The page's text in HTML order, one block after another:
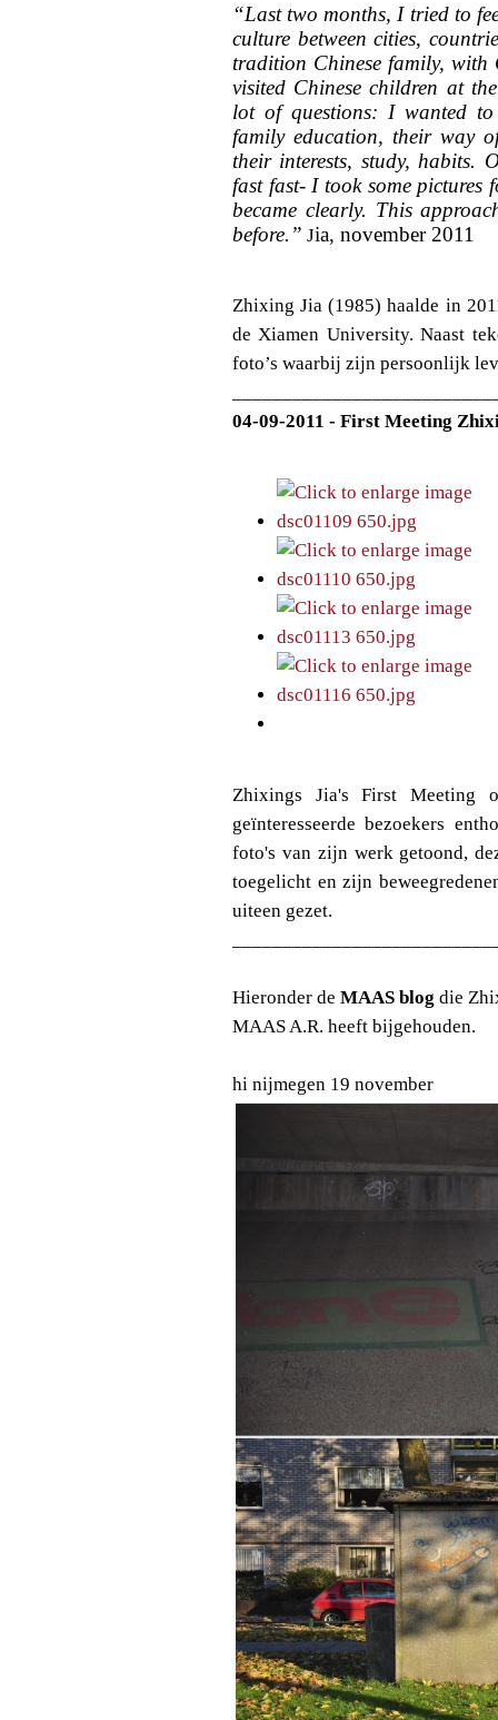
“Last two months, I tried to
culture between cities,
tradition Chinese family, with
visited Chinese children at
lot of questions: I wanted
family education, their way
their interests, study, habits.
fast fast- I took some
became clearly. This
before.” Jia, november 2011
Zhixing Jia (1985) haalde in
de Xiamen University. Naast
foto’s waarbij zijn persoonlijk
04-09-2011 - First Meeting
Zhixings Jia's First Meeting
geïnteresseerde bezoekers
foto's van zijn werk getoond,
toegelicht en zijn
uiteen gezet.
Hieronder de MAAS blog die
MAAS A.R. heeft bijgehouden.
hi nijmegen 19 november